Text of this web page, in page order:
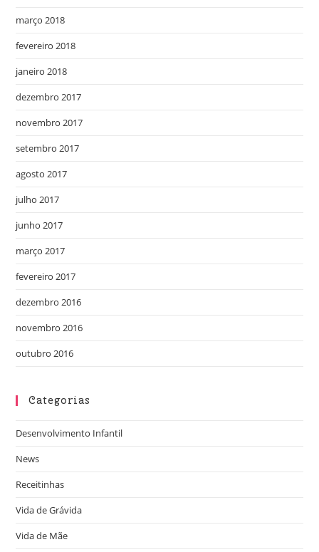
março 2018
fevereiro 2018
janeiro 2018
dezembro 2017
novembro 2017
setembro 2017
agosto 2017
julho 2017
junho 2017
março 2017
fevereiro 2017
dezembro 2016
novembro 2016
outubro 2016
Categorias
Desenvolvimento Infantil
News
Receitinhas
Vida de Grávida
Vida de Mãe